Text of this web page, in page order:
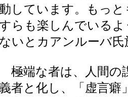
しています。もっ
らも楽しんでいる
ないとカアンルーバ
極端な者は、人間の
者と化し、「虚言